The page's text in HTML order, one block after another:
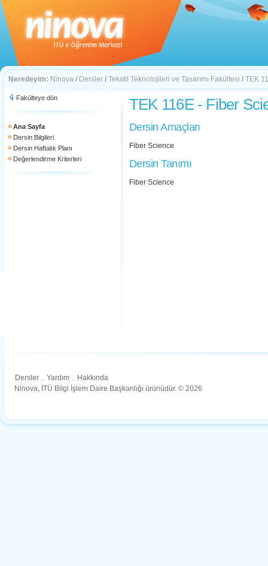
Neredeyim: Ninova / Dersler / Tekstil Teknolojileri ve Tasarımı Fakültesi / TEK
Fakülteye dön
Ana Sayfa
Dersin Bilgileri
Dersin Haftalık Planı
Değerlendirme Kriterleri
TEK 116E - Fiber
Dersin Amaçları
Fiber Science
Dersin Tanımı
Fiber Science
Dersler . Yardım . Hakkında
Ninova, İTÜ Bilgi İşlem Daire Başkanlığı ürünüdür. © 2026